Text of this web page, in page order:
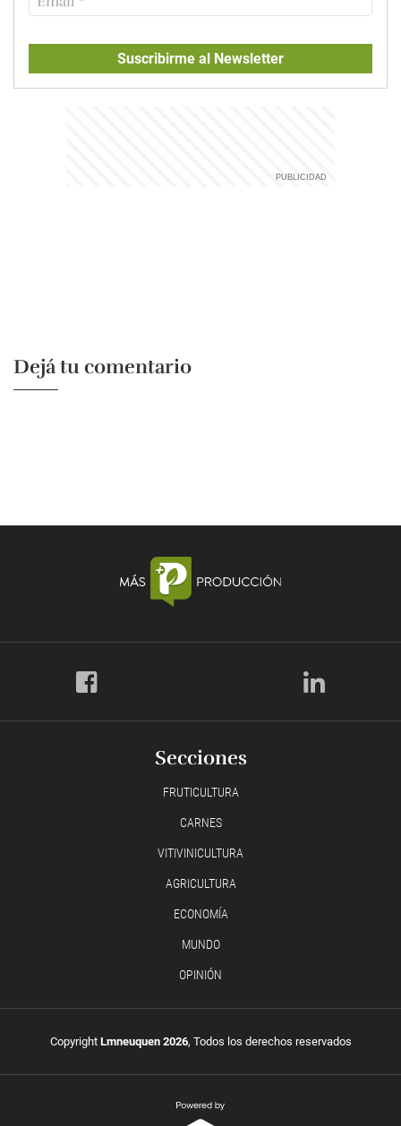
Suscribirme al Newsletter
Dejá tu comentario
Secciones
FRUTICULTURA
CARNES
VITIVINICULTURA
AGRICULTURA
ECONOMÍA
MUNDO
OPINIÓN
Copyright Lmneuquen 2026, Todos los derechos reservados